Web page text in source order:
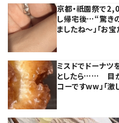
京都・祇園祭で
し帰宅後…“驚き
ましたね～」「お宝
ミスドでドーナツ
としたら…… 目か
コーですww」「激